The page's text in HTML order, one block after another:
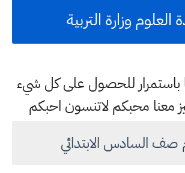
العلوم وزارة التربية
باستمرار للحصول على كل شيء
معنا محبكم لاتنسون احبكم
صف السادس الابتدائي